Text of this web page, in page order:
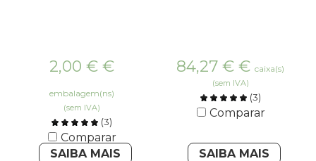
2,00 € €
embalagem(ns)
(sem IVA)
(3)
Comparar
SAIBA MAIS
84,27 € € caixa(s)
(sem IVA)
(3)
Comparar
SAIBA MAIS